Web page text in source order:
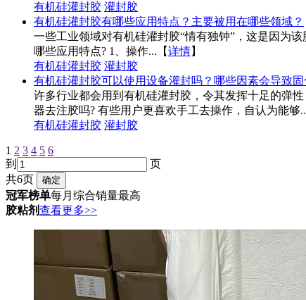
有机硅灌封胶 灌封胶
有机硅灌封胶有哪些应用特点？主要被用在哪些领域？
一些工业领域对有机硅灌封胶“情有独钟”，这是因为
哪些应用特点? 1、操作... 【详情】
有机硅灌封胶 灌封胶
有机硅灌封胶可以使用设备灌封吗？哪些因素会导致固
许多行业都会用到有机硅灌封胶，令其发挥十足的弹
器去注胶吗? 有些用户更喜欢手工去操作，自认为能够
有机硅灌封胶 灌封胶
1 2 3 4 5 6
到
页
共6页
冠军榜单每月综合销量最高
胶粘剂查看更多>>